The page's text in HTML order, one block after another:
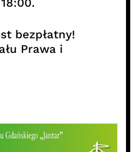
bezpłatny!
Prawa i